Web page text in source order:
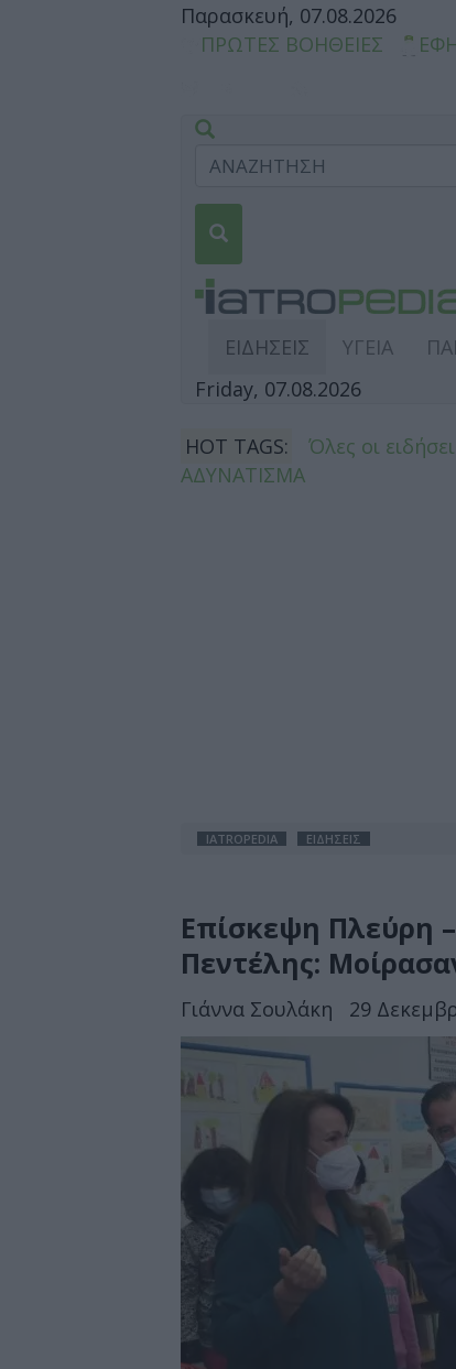
Παρασκευή, 07.08.2026
ΠΡΩΤΕΣ ΒΟΗΘΕΙΕΣ
ΕΙΔΗΣΕΙΣ ΥΓΕΙΑ
Friday, 07.08.2026
HOT TAGS: Όλες οι
ΑΔΥΝΑΤΙΣΜΑ
IATROPEDIA ΕΙΔΗΣΕΙΣ
Επίσκεψη Πλεύρη
Πεντέλης:
Γιάννα Σουλάκη 29